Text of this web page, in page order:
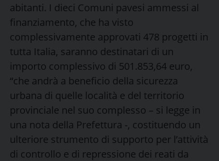
abitanti. I dieci Comuni pavesi ammessi al
finanziamento, che ha visto
complessivamente approvati 478 progetti in
tutta Italia, saranno destinatari di un
importo complessivo di 501.853,64 euro,
“che andrà a beneficio della sicurezza
urbana di quelle località e del territorio
provinciale nel suo complesso – si legge in
una nota della Prefettura -, costituendo un
ulteriore strumento di supporto per l’attività
di controllo e di repressione dei reati da